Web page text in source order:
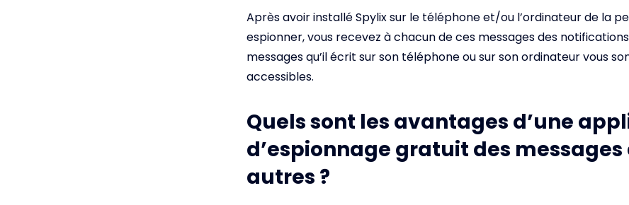
Après avoir installé Spylix sur le téléphone et/ou l’ordinateur de la
espionner, vous recevez à chacun de ces messages des
messages qu’il écrit sur son téléphone ou sur son ordinateur vous
accessibles.
Quels sont les avantages d’une
d’espionnage gratuit des messages
autres ?